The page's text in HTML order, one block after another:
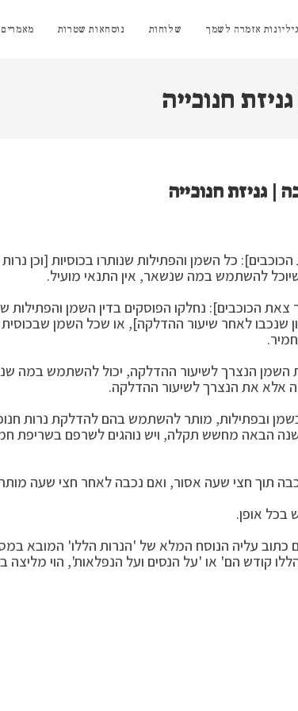
גיליונות אזמרה לשמך שלוחות נוסחאות שטרות מאמרים
חנוכייה
כל השמן והפתילות שנותרו בכוסיות [וכן
להשתמש במה שנשאר, אין התנאי מועיל.
הכוכבים]: נחלקו הפוסקים בדין השמן והפתילות
לאחר שיעור ההדלקה], או שכל השמן שבכוסית
הנצרך לשיעור ההדלקה, יכול להשתמש במה
אלא את הנצרך לשיעור ההדלקה.
ובפתילות, מותר להשתמש בהם להדלקת נרות
הבאה מחשש תקלה, ויש נוהגים לשרפם בשריפת
תוך חצי שעה אסור, ואם נכבה לאחר חצי שעה
בכל אופן.
כתוב עליה הנוסח המלא של 'הנרות הללו' המובא
קודש הם' או 'על הנסים ועל הנפלאות', הוי מליצה